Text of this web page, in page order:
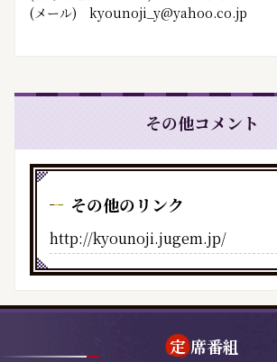
(メール) ‪kyounoji_y@yahoo.co.jp‬
その他コメント
その他のリンク
http://kyounoji.jugem.jp/
定 席番組